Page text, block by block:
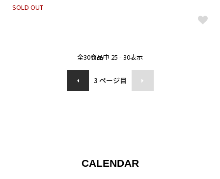
SOLD OUT
全30商品中 25 - 30表示
3 ページ目
CALENDAR